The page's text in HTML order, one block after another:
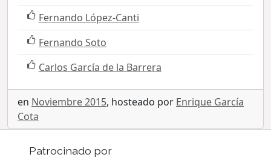
Fernando López-Canti
Fernando Soto
Carlos García de la Barrera
en Noviembre 2015, hosteado por Enrique García
Cota
Patrocinado por